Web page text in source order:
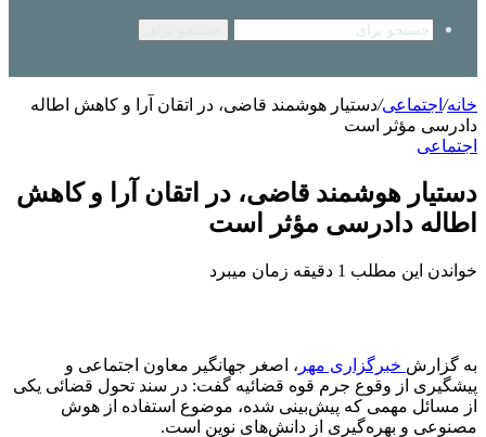
خانه/ اجتماعی/دستیار هوشمند قاضی، در اتقان آرا و کاهش اطاله
دادرسی مؤثر است
اجتماعی
دستیار هوشمند قاضی، در اتقان آرا و کاهش
اطاله دادرسی مؤثر است
خواندن این مطلب 1 دقیقه زمان میبرد
به گزارش خبرگزاری مهر ، اصغر جهانگیر معاون اجتماعی و
پیشگیری از وقوع جرم قوه قضائیه گفت: در سند تحول قضائی یکی
از مسائل مهمی که پیش‌بینی شده، موضوع استفاده از هوش
مصنوعی و بهره‌گیری از دانش‌های نوین است.